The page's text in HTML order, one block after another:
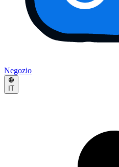
Negozio
IT